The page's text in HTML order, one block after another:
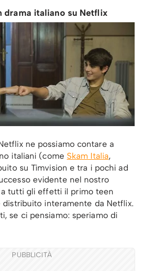
drama italiano su Netflix
ne possiamo contare a
italiani (come Skam Italia,
su Timvision e tra i pochi ad
evidente nel nostro
tutti gli effetti il primo teen
interamente da Netflix.
se ci pensiamo: speriamo di
PUBBLICITÀ